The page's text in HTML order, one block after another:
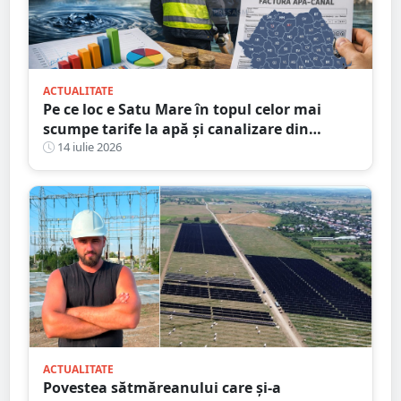
ACTUALITATE
Pe ce loc e Satu Mare în topul celor mai
scumpe tarife la apă și canalizare din
România
14 iulie 2026
ACTUALITATE
Povestea sătmăreanului care și-a